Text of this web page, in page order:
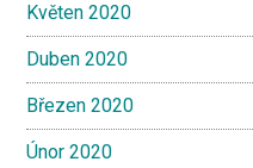
Květen 2020
Duben 2020
Březen 2020
Únor 2020